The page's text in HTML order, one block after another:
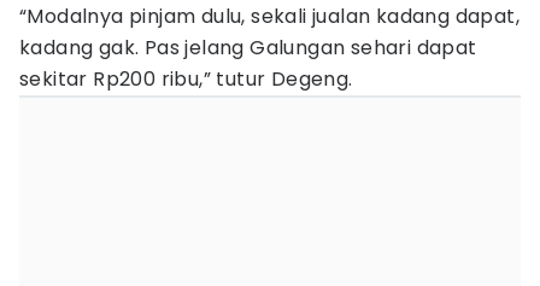
“Modalnya pinjam dulu, sekali jualan kadang dapat,
kadang gak. Pas jelang Galungan sehari dapat
sekitar Rp200 ribu,” tutur Degeng.